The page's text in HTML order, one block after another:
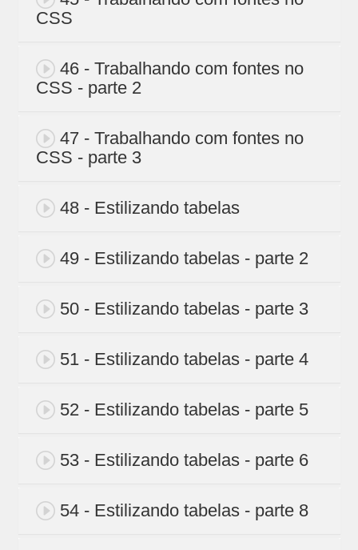
CSS
46 - Trabalhando com fontes no
CSS - parte 2
47 - Trabalhando com fontes no
CSS - parte 3
48 - Estilizando tabelas
49 - Estilizando tabelas - parte 2
50 - Estilizando tabelas - parte 3
51 - Estilizando tabelas - parte 4
52 - Estilizando tabelas - parte 5
53 - Estilizando tabelas - parte 6
54 - Estilizando tabelas - parte 8